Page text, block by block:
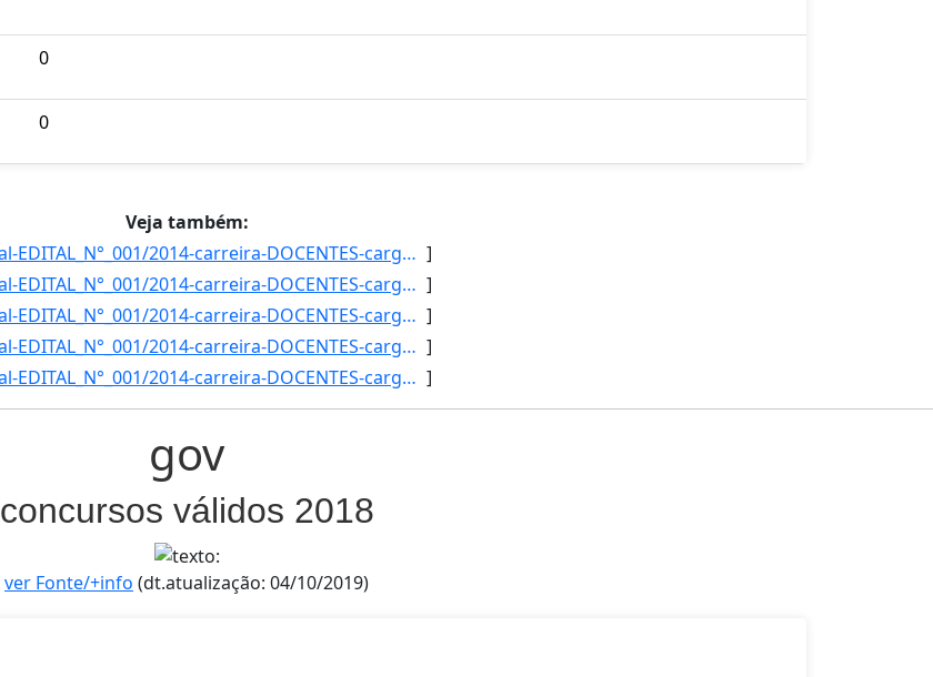
0
0
Veja também:
4: edital-EDITAL_N°_001/2014-carreira-DOCENTES-cargo_area-Ciencias_Agrarias/Zootecnia_Subarea-_Producao] ]
5: edital-EDITAL_N°_001/2014-carreira-DOCENTES-cargo_area-Edificacoes-campus-Aquidauna-vaga-2-vaga_pcd-] ]
6: edital-EDITAL_N°_001/2014-carreira-DOCENTES-cargo_area-Eletrica/Automacao_Industrial-campus-Campo_Gr] ]
7: edital-EDITAL_N°_001/2014-carreira-DOCENTES-cargo_area-Eletrica/Eletrotecnica-campus-Campo_Grande-va] ]
8: edital-EDITAL_N°_001/2014-carreira-DOCENTES-cargo_area-Fisica-campus-Campo_Grande-vaga-1-vaga_pcd-0-] ]
gov
concursos válidos 2018
ver Fonte/+info (dt.atualização: 04/10/2019)